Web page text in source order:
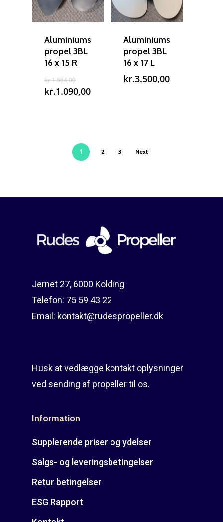
Aluminiums
propel 3BL
16 x 15 R
kr.1.564,00Den
oprindelige
kr.1.090,00Den
Aluminiums
propel 3BL
16 x 17 L
kr.3.500,00
1 2 3 Next
Jernet 27, 6000 Kolding
Telefon: 75 59 43 22
Email: kontakt@rudespropeller.dk
Husk at vedlægge kontakt oplysninger
ved sending af propeller til os.
Information
Supplerende priser og ydelser
Salgs- og leveringsbetingelser
Retur betingelser
ESG Rapport